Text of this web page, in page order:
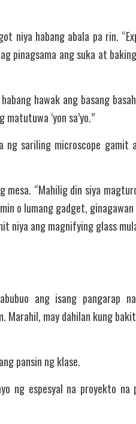
niya habang abala pa rin.
pinagsama ang suka at
hawak ang basang
‘yon sa’yo.”
ng sariling microscope gamit
mesa. “Mahilig din siya
o lumang gadget,
niya ang magnifying glass
ang isang pangarap
Marahil, may dahilan kung
pansin ng klase.
ng espesyal na proyekto na